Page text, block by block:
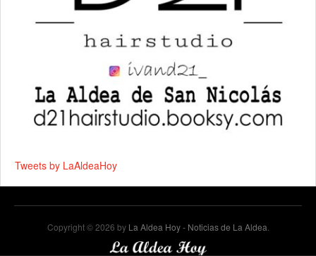
Tweets by LaAldeaHoy
Copyright © 2026 by La Aldea Hoy - Noticias de La Aldea